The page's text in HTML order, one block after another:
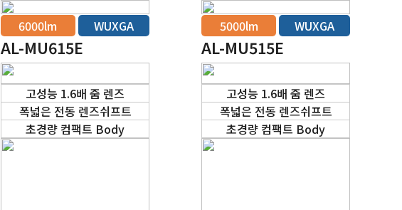
6000lm WUXGA
AL-MU615E
5000lm WUXGA
AL-MU515E
고성능 1.6배 줌 렌즈
폭넓은 전동 렌즈쉬프트
초경량 컴팩트 Body
고성능 1.6배 줌 렌즈
폭넓은 전동 렌즈쉬프트
초경량 컴팩트 Body